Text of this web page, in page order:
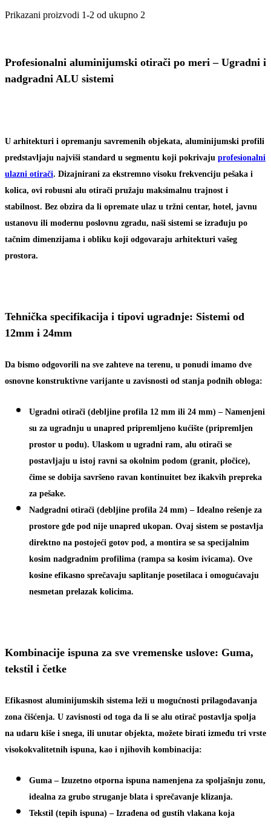
Prikazani proizvodi 1-2 od ukupno 2
Profesionalni aluminijumski otirači po meri – Ugradni i
nadgradni ALU sistemi
U arhitekturi i opremanju savremenih objekata, aluminijumski profili
predstavljaju najviši standard u segmentu koji pokrivaju profesionalni
ulazni otirači. Dizajnirani za ekstremno visoku frekvenciju pešaka i
kolica, ovi robusni alu otirači pružaju maksimalnu trajnost i
stabilnost. Bez obzira da li opremate ulaz u tržni centar, hotel, javnu
ustanovu ili modernu poslovnu zgradu, naši sistemi se izrađuju po
tačnim dimenzijama i obliku koji odgovaraju arhitekturi vašeg
prostora.
Tehnička specifikacija i tipovi ugradnje: Sistemi od
12mm i 24mm
Da bismo odgovorili na sve zahteve na terenu, u ponudi imamo dve
osnovne konstruktivne varijante u zavisnosti od stanja podnih obloga:
Ugradni otirači (debljine profila 12 mm ili 24 mm) – Namenjeni
su za ugradnju u unapred pripremljeno kućište (pripremljen
prostor u podu). Ulaskom u ugradni ram, alu otirači se
postavljaju u istoj ravni sa okolnim podom (granit, pločice),
čime se dobija savršeno ravan kontinuitet bez ikakvih prepreka
za pešake.
Nadgradni otirači (debljine profila 24 mm) – Idealno rešenje za
prostore gde pod nije unapred ukopan. Ovaj sistem se postavlja
direktno na postojeći gotov pod, a montira se sa specijalnim
kosim nadgradnim profilima (rampa sa kosim ivicama). Ove
kosine efikasno sprečavaju saplitanje posetilaca i omogućavaju
nesmetan prelazak kolicima.
Kombinacije ispuna za sve vremenske uslove: Guma,
tekstil i četke
Efikasnost aluminijumskih sistema leži u mogućnosti prilagođavanja
zona čišćenja. U zavisnosti od toga da li se alu otirač postavlja spolja
na udaru kiše i snega, ili unutar objekta, možete birati između tri vrste
visokokvalitetnih ispuna, kao i njihovih kombinacija:
Guma – Izuzetno otporna ispuna namenjena za spoljašnju zonu,
idealna za grubo struganje blata i sprečavanje klizanja.
Tekstil (tepih ispuna) – Izrađena od gustih vlakana koja